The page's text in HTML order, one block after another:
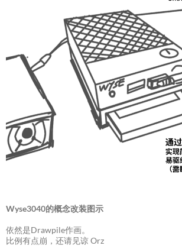
Wyse3040的概念改装图示
依然是Drawpile作画。
比例有点崩，还请见谅 Orz